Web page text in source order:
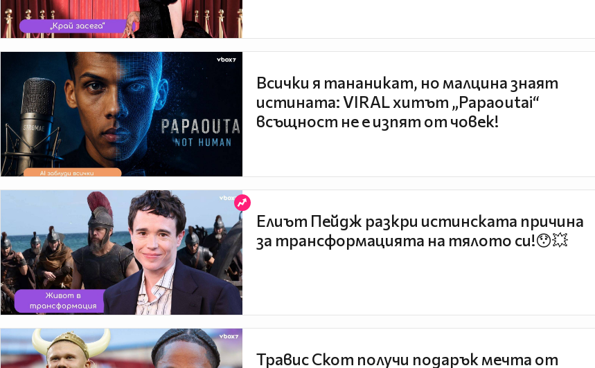
Всички я тананикат, но малцина знаят
истината: VIRAL хитът „Papaoutai“
всъщност не е изпят от човек!
Елиът Пейдж разкри истинската причина
за трансформацията на тялото си!😯💥
Травис Скот получи подарък мечта от